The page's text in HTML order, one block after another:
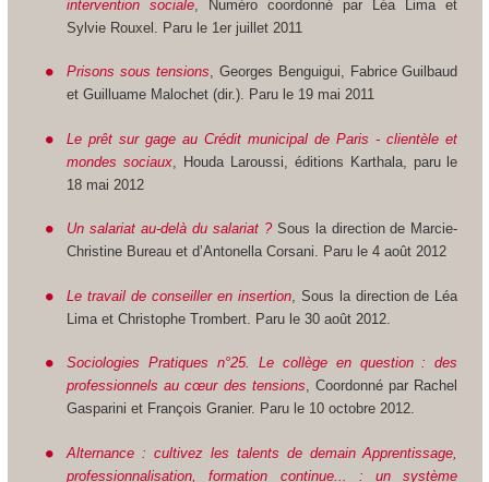
intervention sociale , Numéro coordonné par Léa Lima et
Sylvie Rouxel. Paru le 1er juillet 2011
Prisons sous tensions, Georges Benguigui, Fabrice Guilbaud
et Guilluame Malochet (dir.). Paru le 19 mai 2011
Le prêt sur gage au Crédit municipal de Paris - clientèle et
mondes sociaux , Houda Laroussi, éditions Karthala, paru le
18 mai 2012
Un salariat au-delà du salariat ? Sous la direction de Marcie-
Christine Bureau et d’Antonella Corsani. Paru le 4 août 2012
Le travail de conseiller en insertion, Sous la direction de Léa
Lima et Christophe Trombert. Paru le 30 août 2012.
Sociologies Pratiques n°25. Le collège en question : des
professionnels au cœur des tensions, Coordonné par Rachel
Gasparini et François Granier. Paru le 10 octobre 2012.
Alternance : cultivez les talents de demain Apprentissage,
professionnalisation, formation continue... : un système